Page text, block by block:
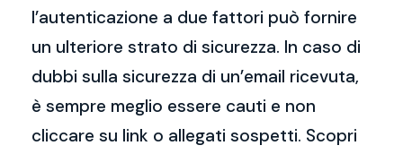
l’autenticazione a due fattori può fornire
un ulteriore strato di sicurezza. In caso di
dubbi sulla sicurezza di un’email ricevuta,
è sempre meglio essere cauti e non
cliccare su link o allegati sospetti. Scopri